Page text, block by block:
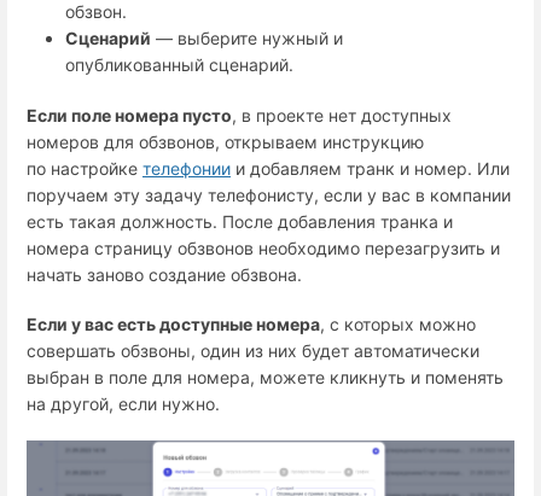
обзвон.
Сценарий — выберите нужный и
опубликованный сценарий.
Если поле номера пусто, в проекте нет доступных
номеров для обзвонов, открываем инструкцию
по настройке телефонии и добавляем транк и номер. Или
поручаем эту задачу телефонисту, если у вас в компании
есть такая должность. После добавления транка и
номера страницу обзвонов необходимо перезагрузить и
начать заново создание обзвона.
Если у вас есть доступные номера, с которых можно
совершать обзвоны, один из них будет автоматически
выбран в поле для номера, можете кликнуть и поменять
на другой, если нужно.